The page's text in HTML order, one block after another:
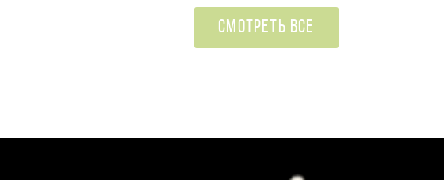
поступаете?!!!
СМОТРЕТЬ ВСЕ